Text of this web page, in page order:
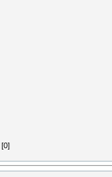
[0]